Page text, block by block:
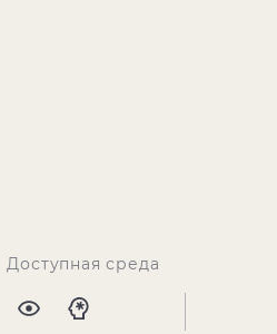
Доступная среда